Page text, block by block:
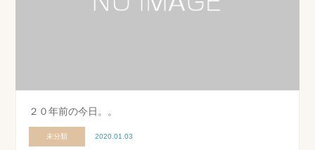
２０年前の今日。。
未分類 2020.01.03